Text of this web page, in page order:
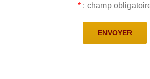
*: champ